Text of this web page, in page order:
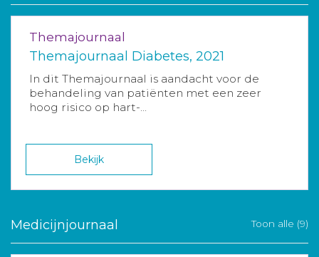
Themajournaal
Themajournaal Diabetes, 2021
In dit Themajournaal is aandacht voor de
behandeling van patiënten met een zeer
hoog risico op hart-...
Bekijk
Medicijnjournaal Toon alle (9)